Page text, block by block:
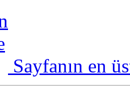
Sayfanın en